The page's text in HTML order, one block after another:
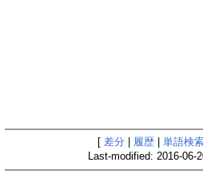
[ 差分 履歴| 単語検
Last-modified: 2016-06-